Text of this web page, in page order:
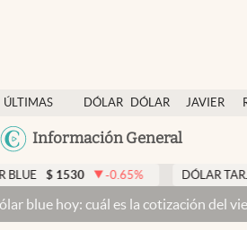
ÚLTIMAS
NOTICIAS
DÓLAR
DÓLAR
JAVIER
Información General
Dólar
Members
Economía y Política
Finanzas y Mercados
-0.65% DÓLAR TARJETA $
cuál es la cotización del viernes 7